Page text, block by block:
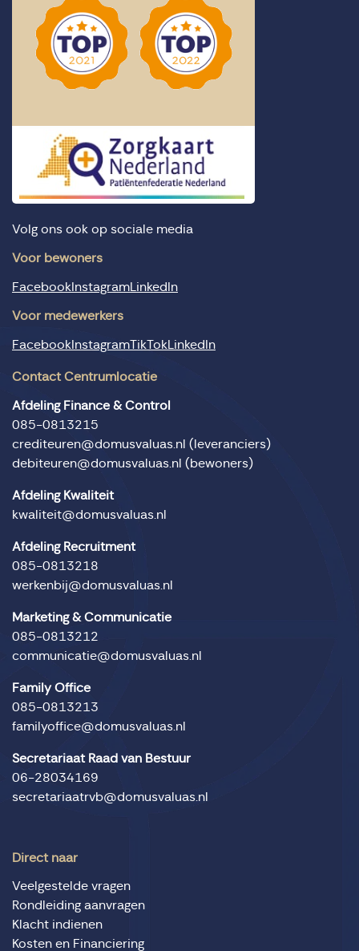
Volg ons ook op sociale media
Voor bewoners
FacebookInstagramLinkedIn
Voor medewerkers
FacebookInstagramTikTokLinkedIn
Contact Centrumlocatie
Afdeling Finance & Control
085-0813215
crediteuren@domusvaluas.nl (leveranciers)
debiteuren@domusvaluas.nl (bewoners)
Afdeling Kwaliteit
kwaliteit@domusvaluas.nl
Afdeling Recruitment
085-0813218
werkenbij@domusvaluas.nl
Marketing & Communicatie
085-0813212
communicatie@domusvaluas.nl
Family Office
085-0813213
familyoffice@domusvaluas.nl
Secretariaat Raad van Bestuur
06-28034169
secretariaatrvb@domusvaluas.nl
Direct naar
Veelgestelde vragen
Rondleiding aanvragen
Klacht indienen
Kosten en Financiering